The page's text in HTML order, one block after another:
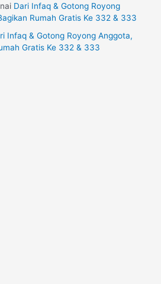
Dari Infaq & Gotong Royong
Rumah Gratis Ke 332 & 333
Infaq & Gotong Royong Anggota,
Gratis Ke 332 & 333